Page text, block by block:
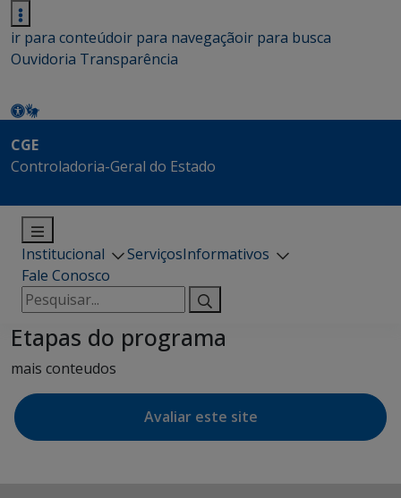
ir para conteúdoir para navegaçãoir para busca
Ouvidoria Transparência
CGE
Controladoria-Geral do Estado
Institucional ServiçosInformativos
Fale Conosco
Pesquisar
por:
Etapas do programa
mais conteudos
Avaliar este site